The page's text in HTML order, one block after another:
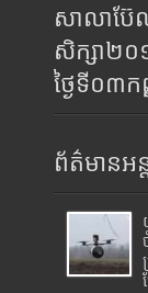
សាលាប៊ែ
សិក្សា២
ថ្ងៃទី០៣
ព័ត៌មានអន្